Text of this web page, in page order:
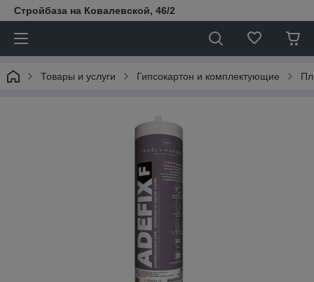
Стройбаза на Ковалевской, 46/2
Товары и услуги Гипсокартон и комплектующие